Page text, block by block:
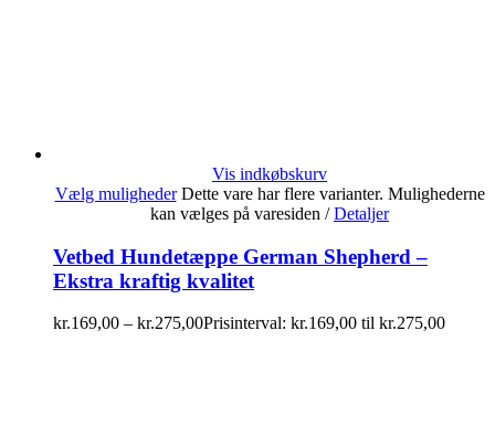
Vis indkøbskurv
Vælg muligheder Dette vare har flere varianter. Mulighederne
kan vælges på varesiden / Detaljer
Vetbed Hundetæppe German Shepherd –
Ekstra kraftig kvalitet
kr.169,00 – kr.275,00Prisinterval: kr.169,00 til kr.275,00